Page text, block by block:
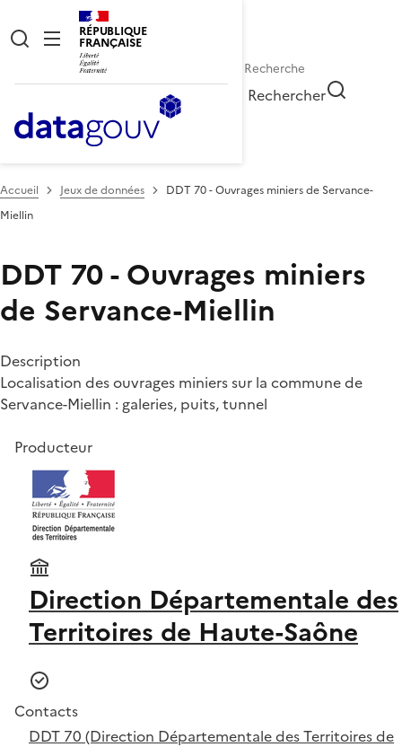
RÉPUBLIQUE
FRANÇAISE
Rechercher
Accueil Jeux de données
DDT 70 - Ouvrages miniers de Servance-
Miellin
DDT 70 - Ouvrages miniers
de Servance-Miellin
Description
Localisation des ouvrages miniers sur la commune de
Servance-Miellin : galeries, puits, tunnel
Producteur
Direction Départementale des
Territoires de Haute-Saône
Contacts
DDT 70 (Direction Départementale des Territoires de